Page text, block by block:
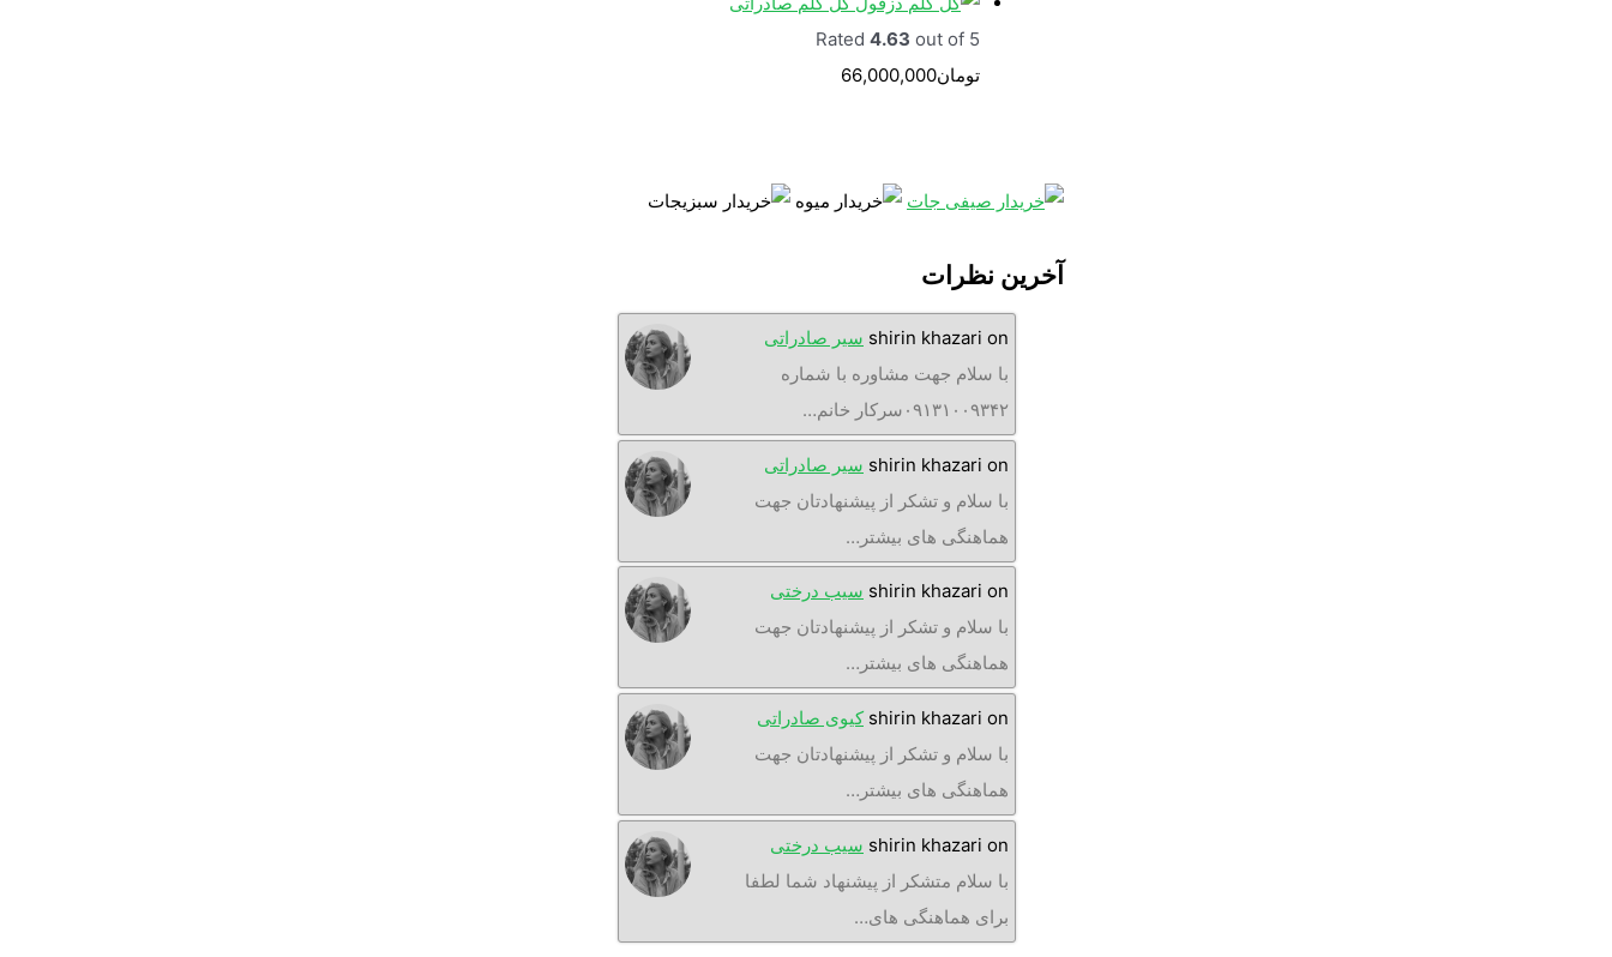
Rated 4.63 out of 5
تومان66,000,000
آخرین نظرات
shirin khazari on
سیر صادراتی
با سلام جهت مشاوره با شماره
۰۹۱۳۱۰۰۹۳۴۲سرکار خانم…
shirin khazari on
سیر صادراتی
با سلام و تشکر از پیشنهادتان جهت
هماهنگی های بیشتر…
shirin khazari on
سیب درختی
با سلام و تشکر از پیشنهادتان جهت
هماهنگی های بیشتر…
shirin khazari on
کیوی صادراتی
با سلام و تشکر از پیشنهادتان جهت
هماهنگی های بیشتر…
shirin khazari on
سیب درختی
با سلام متشکر از پیشنهاد شما لطفا
برای هماهنگی های…